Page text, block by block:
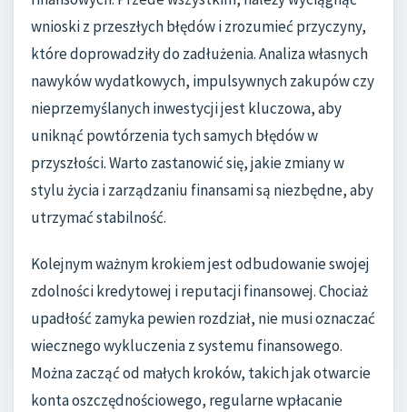
wnioski z przeszłych błędów i zrozumieć przyczyny,
które doprowadziły do zadłużenia. Analiza własnych
nawyków wydatkowych, impulsywnych zakupów czy
nieprzemyślanych inwestycji jest kluczowa, aby
uniknąć powtórzenia tych samych błędów w
przyszłości. Warto zastanowić się, jakie zmiany w
stylu życia i zarządzaniu finansami są niezbędne, aby
utrzymać stabilność.
Kolejnym ważnym krokiem jest odbudowanie swojej
zdolności kredytowej i reputacji finansowej. Chociaż
upadłość zamyka pewien rozdział, nie musi oznaczać
wiecznego wykluczenia z systemu finansowego.
Można zacząć od małych kroków, takich jak otwarcie
konta oszczędnościowego, regularne wpłacanie